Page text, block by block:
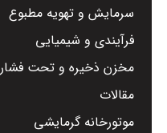
سرمایش و تهویه مطبوع
فرآیندی و شیمیایی
مخزن ذخیره و تحت فشار
مقالات
موتورخانه گرمایشی